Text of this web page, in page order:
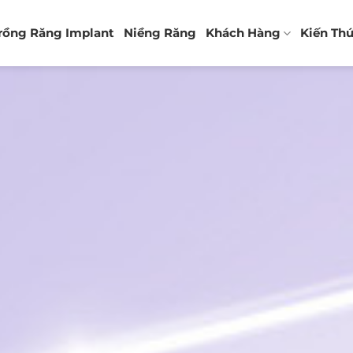
Răng Implant Niềng Răng Khách Hàng Kiến